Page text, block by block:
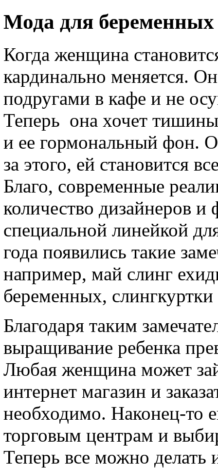
Мода для беременных
Когда женщина
кардинально меняется.
подругами в кафе и не
Теперь она хочет
и ее гормональный фон.
за этого, ей становится
Благо, современные
количество дизайнеров
специальной линейкой
года появились такие
например, май слинг
беременных,
Благодаря таким
выращивание ребенка
Любая женщина может
интернет магазин и
необходимо. Наконец-то
торговым центрам и
Теперь все можно делать